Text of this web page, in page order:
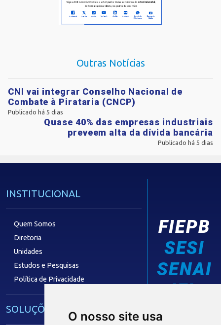
O nosso site usa
Outras Notícias
CNI vai integrar Conselho Nacional de
Combate à Pirataria (CNCP)
Publicado há 5 dias
Quase 40% das empresas industriais
preveem alta da dívida bancária
Publicado há 5 dias
INSTITUCIONAL
Quem Somos
Diretoria
Unidades
Estudos e Pesquisas
Política de Privacidade
SOLUÇÕES E SERVIÇOS
FIEPB
SESI
SENAI
IEL